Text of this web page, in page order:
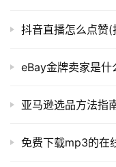
抖音直播怎么点赞
eBay金牌卖家是什
亚马逊选品方法指
免费下载mp3的在